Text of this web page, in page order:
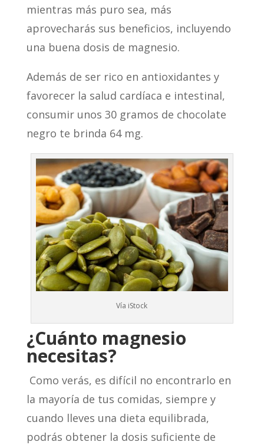
mientras más puro sea, más
aprovecharás sus beneficios, incluyendo
una buena dosis de magnesio.
Además de ser rico en antioxidantes y
favorecer la salud cardíaca e intestinal,
consumir unos 30 gramos de chocolate
negro te brinda 64 mg.
Vía iStock
¿Cuánto magnesio
necesitas?
Como verás, es difícil no encontrarlo en
la mayoría de tus comidas, siempre y
cuando lleves una dieta equilibrada,
podrás obtener la dosis suficiente de